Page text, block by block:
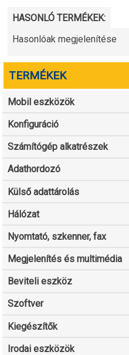
HASONLÓ TERMÉKEK:
Hasonlóak megjelenítése
TERMÉKEK
Mobil eszközök
Konfiguráció
Számítógép alkatrészek
Adathordozó
Külső adattárolás
Hálózat
Nyomtató, szkenner, fax
Megjelenítés és multimédia
Beviteli eszköz
Szoftver
Kiegészítők
Irodai eszközök